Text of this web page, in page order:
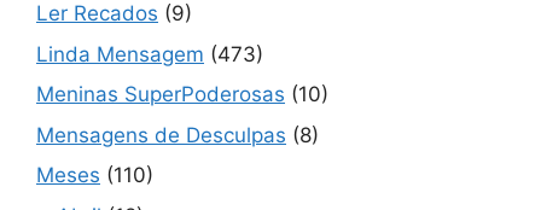
Ler Recados (9)
Linda Mensagem (473)
Meninas SuperPoderosas (10)
Mensagens de Desculpas (8)
Meses (110)